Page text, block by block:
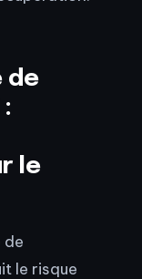
de
le
de
le risque